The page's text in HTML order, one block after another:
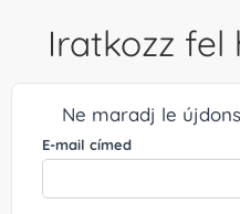
Iratkozz fel
Ne maradj le
E-mail címed